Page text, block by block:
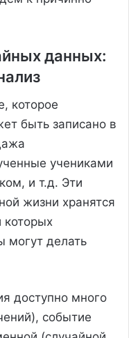
данных:
которое
быть записано в
учениками
и т.д. Эти
жизни хранятся
которых
могут делать
доступно много
событие